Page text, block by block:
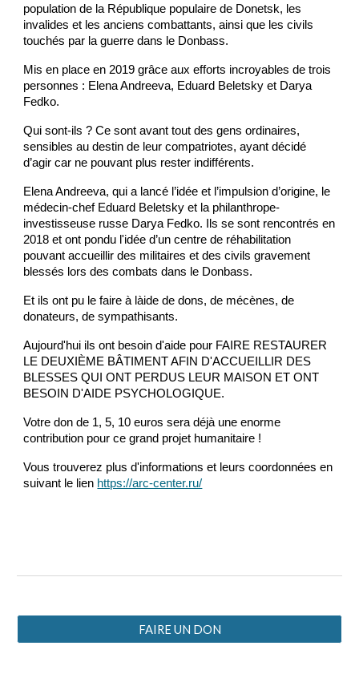
population de la République populaire de Donetsk, les
invalides et les anciens combattants, ainsi que les civils
touchés par la guerre dans le Donbass.
Mis en place en 2019 grâce aux efforts incroyables de trois
personnes : Elena Andreeva, Eduard Beletsky et Darya
Fedko.
Qui sont-ils ? Ce sont avant tout des gens ordinaires,
sensibles au destin de leur compatriotes, ayant décidé
d’agir car ne pouvant plus rester indifférents.
Elena Andreeva, qui a lancé l’idée et l’impulsion d’origine, le
médecin-chef Eduard Beletsky et la philanthrope-
investisseuse russe Darya Fedko. Ils se sont rencontrés en
2018 et ont pondu l'idée d’un centre de réhabilitation
pouvant accueillir des militaires et des civils gravement
blessés lors des combats dans le Donbass.
Et ils ont pu le faire à làide de dons, de mécènes, de
donateurs, de sympathisants.
Aujourd'hui ils ont besoin d'aide pour FAIRE RESTAURER
LE DEUXIÈME BÂTIMENT AFIN D'ACCUEILLIR DES
BLESSES QUI ONT PERDUS LEUR MAISON ET ONT
BESOIN D'AIDE PSYCHOLOGIQUE.
Votre don de 1, 5, 10 euros sera déjà une enorme
contribution pour ce grand projet humanitaire !
Vous trouverez plus d'informations et leurs coordonnées en
suivant le lien https://arc-center.ru/
FAIRE UN DON